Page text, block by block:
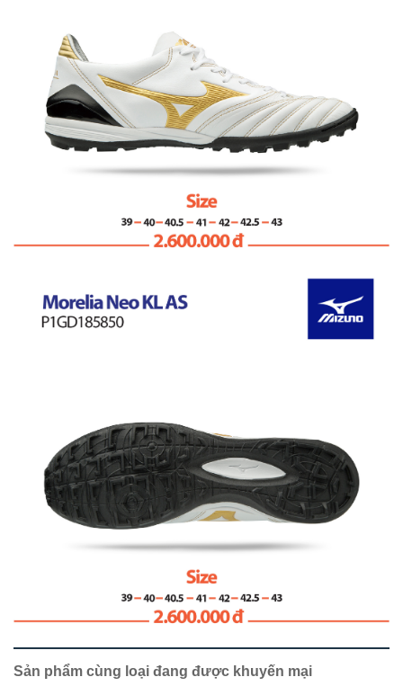
Sản phẩm cùng loại đang được khuyến mại